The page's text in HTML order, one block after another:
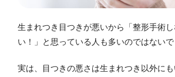
生まれつき目つきが悪いから「整形手術
い！」と思っている人も多いのではないで
実は、目つきの悪さは生まれつき以外に